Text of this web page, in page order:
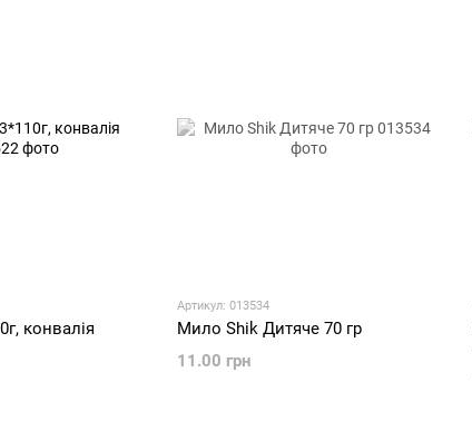
конвалія
Артикул: 013534
Мило Shik Дитяче 70 гр
11.00 грн